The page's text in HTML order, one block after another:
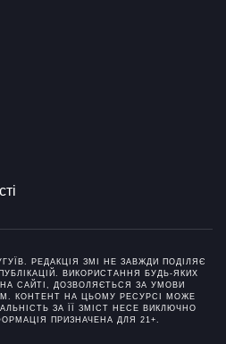
РЕДАКЦІЯ ЗМІ НЕ ЗАВЖДИ ПОДІЛЯЄ
ВИКОРИСТАННЯ БУДЬ-ЯКИХ
САЙТІ, ДОЗВОЛЯЄТЬСЯ ЗА УМОВИ
КОНТЕНТ НА ЦЬОМУ РЕСУРСІ МОЖЕ
ЗА ЇЇ ЗМІСТ НЕСЕ ВИКЛЮЧНО
ПРИЗНАЧЕНА ДЛЯ 21+.